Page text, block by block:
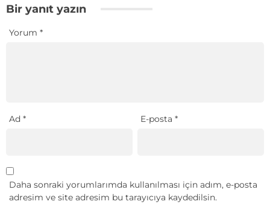
Bir yanıt yazın
Yorum *
Ad * E-posta*
Daha sonraki yorumlarımda kullanılması için adım, e-posta
adresim ve site adresim bu tarayıcıya kaydedilsin.